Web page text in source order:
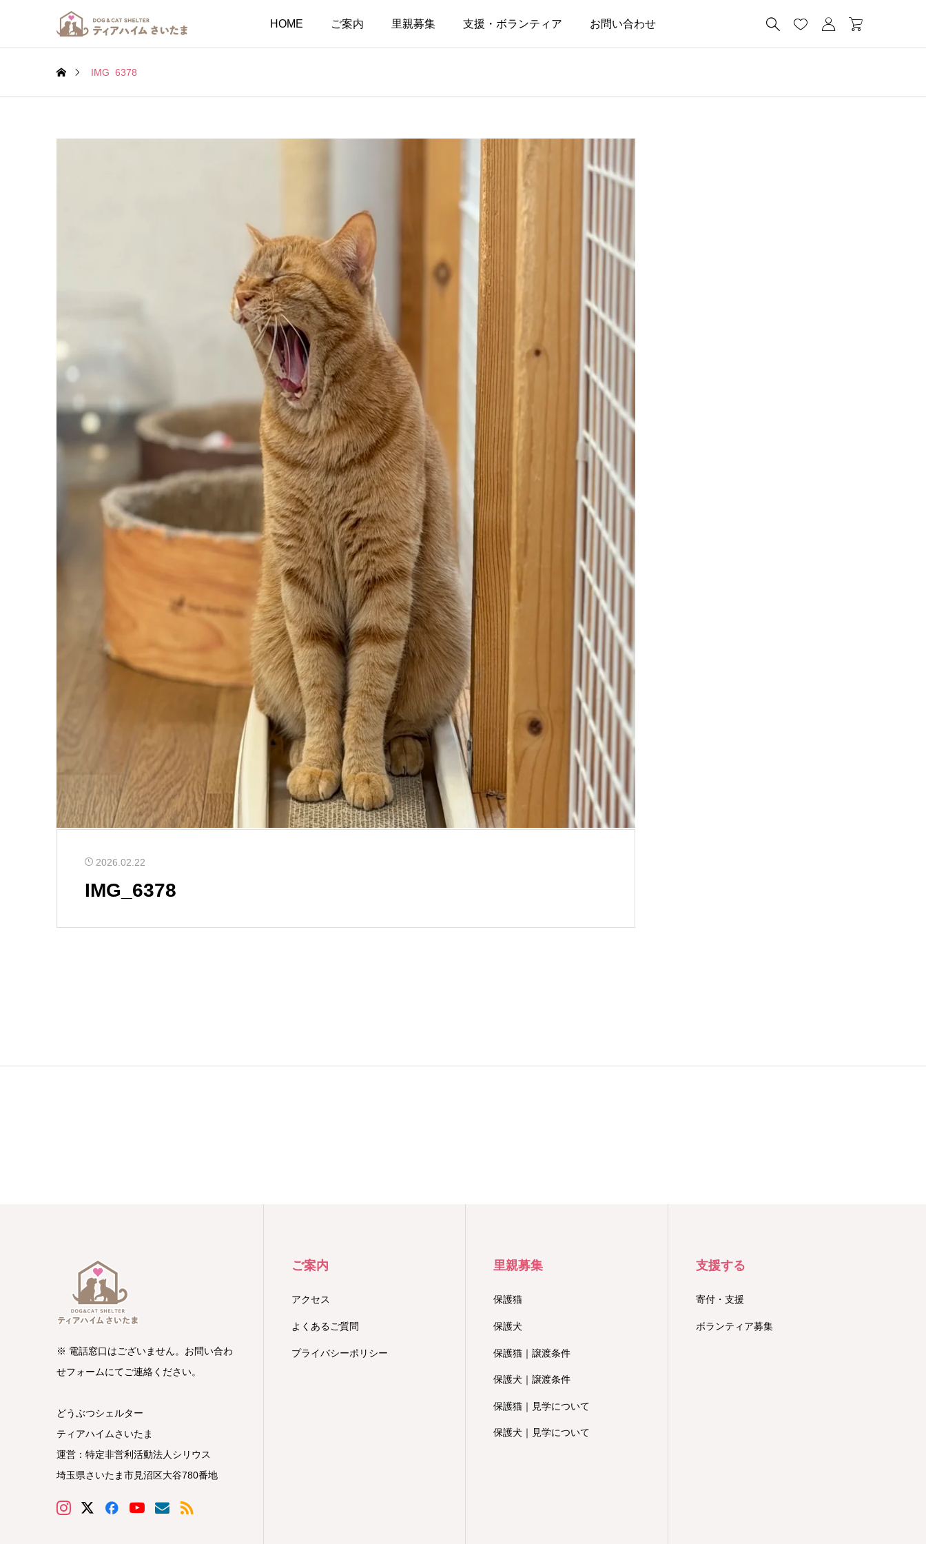
HOME ご案内 里親募集 支援・ボランティア お問い合わせ    
IMG_6378
2026.02.22
IMG_6378
※ 電話窓口はございません。お問い合わ
せフォームにてご連絡ください。
どうぶつシェルター
ティアハイムさいたま
運営：特定非営利活動法人シリウス
埼玉県さいたま市見沼区大谷780番地
ご案内
アクセス
よくあるご質問
プライバシーポリシー
里親募集
保護猫
保護犬
保護猫｜譲渡条件
保護犬｜譲渡条件
保護猫｜見学について
保護犬｜見学について
支援する
寄付・支援
ボランティア募集